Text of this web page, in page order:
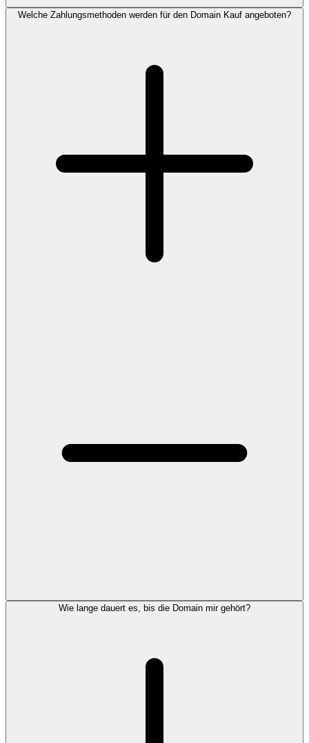
Welche Zahlungsmethoden werden für den Domain Kauf angeboten?
Wie lange dauert es, bis die Domain mir gehört?